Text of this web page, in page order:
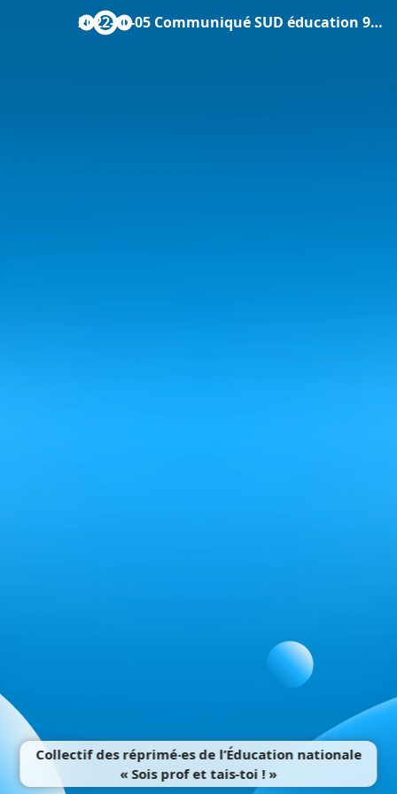
2022-10-05 Communiqué SUD éducation 92.pdf
Collectif des réprimé‧es de l’Éducation nationale
« Sois prof et tais-toi ! »